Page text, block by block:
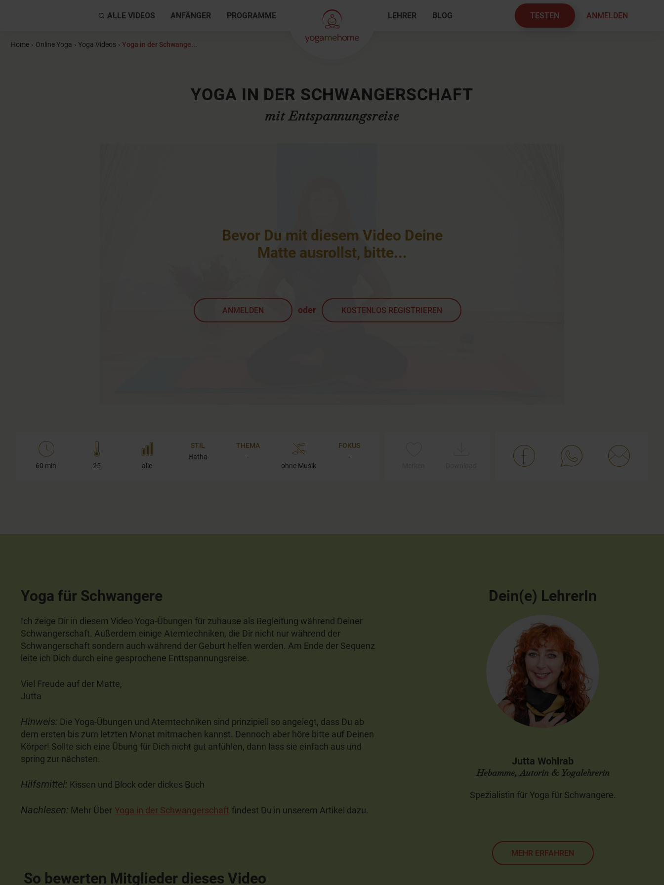
ALLE VIDEOS ANFÄNGER PROGRAMME LEHRER BLOG TESTEN ANMELDEN
Home › Online Yoga › Yoga Videos › Yoga in der Schwange...
YOGA IN DER SCHWANGERSCHAFT
mit Entspannungsreise
Bevor Du mit diesem Video Deine
Matte ausrollst, bitte...
ANMELDEN oder KOSTENLOS REGISTRIEREN
60 min 25 alle
STIL
Hatha
THEMA
-
ohne Musik
FOKUS
-
Yoga für Schwangere
Ich zeige Dir in diesem Video Yoga-Übungen für zuhause als Begleitung während Deiner
Schwangerschaft. Außerdem einige Atemtechniken, die Dir nicht nur während der
Schwangerschaft sondern auch während der Geburt helfen werden. Am Ende der Sequenz
leite ich Dich durch eine gesprochene Enttspannungsreise.
Viel Freude auf der Matte,
Jutta
Hinweis: Die Yoga-Übungen und Atemtechniken sind prinzipiell so angelegt, dass Du ab
dem ersten bis zum letzten Monat mitmachen kannst. Dennoch aber höre bitte auf Deinen
Körper! Sollte sich eine Übung für Dich nicht gut anfühlen, dann lass sie einfach aus und
spring zur nächsten.
Hilfsmittel: Kissen und Block oder dickes Buch
Nachlesen: Mehr Über Yoga in der Schwangerschaft findest Du in unserem Artikel dazu.
So bewerten Mitglieder dieses Video
Dein(e) LehrerIn
Jutta Wohlrab
Hebamme, Autorin & Yogalehrerin
Spezialistin für Yoga für Schwangere.
MEHR ERFAHREN